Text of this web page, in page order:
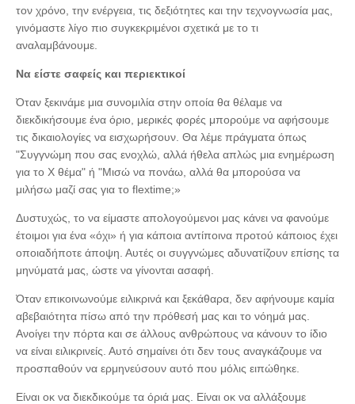
τον χρόνο, την ενέργεια, τις δεξιότητες και την τεχνογνωσία μας,
γινόμαστε λίγο πιο συγκεκριμένοι σχετικά με το τι
αναλαμβάνουμε.
Να είστε σαφείς και περιεκτικοί
Όταν ξεκινάμε μια συνομιλία στην οποία θα θέλαμε να
διεκδικήσουμε ένα όριο, μερικές φορές μπορούμε να αφήσουμε
τις δικαιολογίες να εισχωρήσουν. Θα λέμε πράγματα όπως
"Συγγνώμη που σας ενοχλώ, αλλά ήθελα απλώς μια ενημέρωση
για το X θέμα" ή "Μισώ να πονάω, αλλά θα μπορούσα να
μιλήσω μαζί σας για το flextime;»
Δυστυχώς, το να είμαστε απολογούμενοι μας κάνει να φανούμε
έτοιμοι για ένα «όχι» ή για κάποια αντίποινα προτού κάποιος έχει
οποιαδήποτε άποψη. Αυτές οι συγγνώμες αδυνατίζουν επίσης τα
μηνύματά μας, ώστε να γίνονται ασαφή.
Όταν επικοινωνούμε ειλικρινά και ξεκάθαρα, δεν αφήνουμε καμία
αβεβαιότητα πίσω από την πρόθεσή μας και το νόημά μας.
Ανοίγει την πόρτα και σε άλλους ανθρώπους να κάνουν το ίδιο
να είναι ειλικρινείς. Αυτό σημαίνει ότι δεν τους αναγκάζουμε να
προσπαθούν να ερμηνεύσουν αυτό που μόλις ειπώθηκε.
Είναι οκ να διεκδικούμε τα όριά μας. Είναι οκ να αλλάξουμε